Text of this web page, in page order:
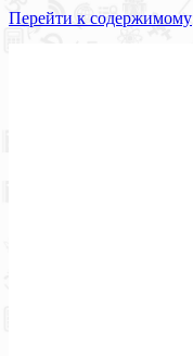
Перейти к содержимому